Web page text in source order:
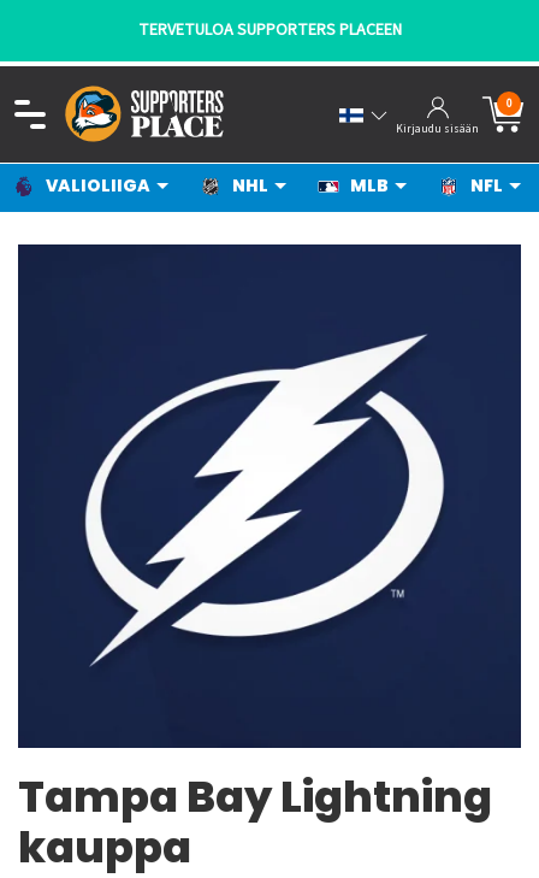
TERVETULOA SUPPORTERS PLACEEN
Kirjaudu sisään
0
VALIOLIIGA NHL MLB NFL
Tampa Bay Lightning
kauppa